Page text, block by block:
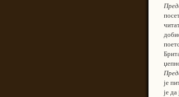
је
је